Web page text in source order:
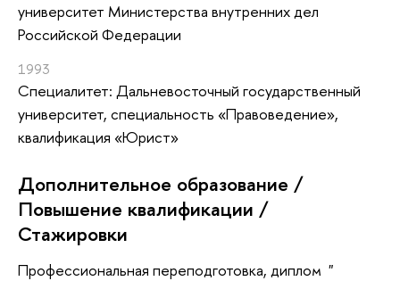
университет Министерства внутренних дел
Российской Федерации
1993
Специалитет: Дальневосточный государственный
университет, специальность «Правоведение»,
квалификация «Юрист»
Дополнительное образование /
Повышение квалификации /
Стажировки
Профессиональная переподготовка, диплом "